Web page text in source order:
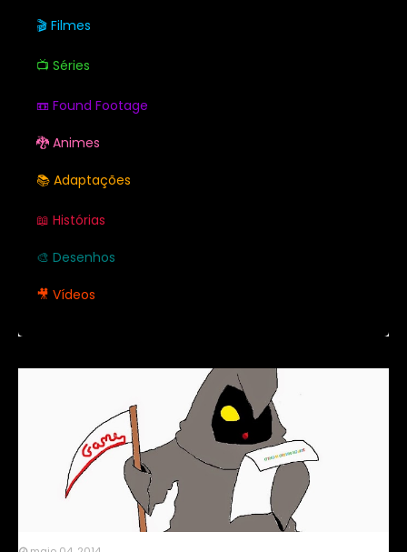
🎬 Filmes
📺 Séries
📼 Found Footage
🐉 Animes
📚 Adaptações
📖 Histórias
🎨 Desenhos
🎥 Vídeos